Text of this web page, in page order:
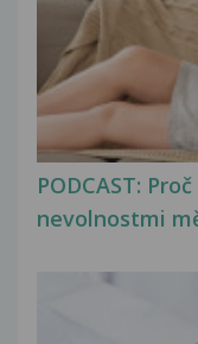
PODCAST:
nevolnostmi